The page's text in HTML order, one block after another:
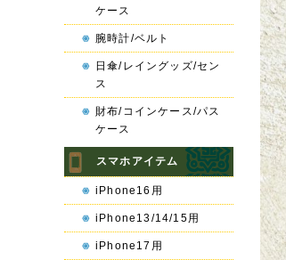
ケース
腕時計/ベルト
日傘/レイングッズ/セン
ス
財布/コインケース/パス
ケース
スマホアイテム
iPhone16用
iPhone13/14/15用
iPhone17用